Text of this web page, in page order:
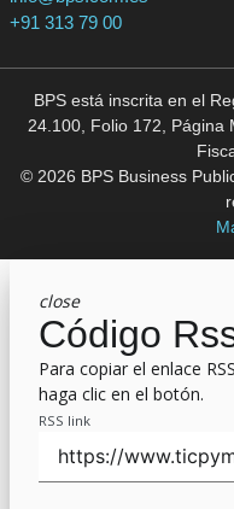
+91 313 79 00
BPS está inscrita en el
24.100, Folio 172, Página
© 2026 BPS Business
close
Código
Para copiar el enlace
haga clic en el botón.
RSS link